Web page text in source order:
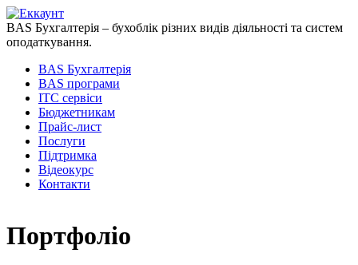
BAS Бухгалтерія – бухоблік різних видів діяльності та систем
оподаткування.
BAS Бухгалтерія
BAS програми
ІТС сервіси
Бюджетникам
Прайс-лист
Послуги
Підтримка
Відеокурс
Контакти
Портфоліо